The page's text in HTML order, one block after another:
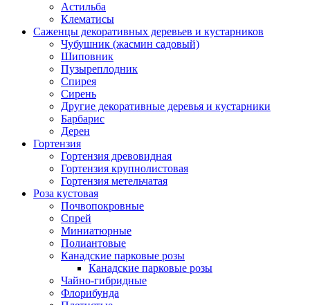
Астильба
Клематисы
Саженцы декоративных деревьев и кустарников
Чубушник (жасмин садовый)
Шиповник
Пузыреплодник
Спирея
Сирень
Другие декоративные деревья и кустарники
Барбарис
Дерен
Гортензия
Гортензия древовидная
Гортензия крупнолистовая
Гортензия метельчатая
Роза кустовая
Почвопокровные
Спрей
Миниатюрные
Полиантовые
Канадские парковые розы
Канадские парковые розы
Чайно-гибридные
Флорибунда